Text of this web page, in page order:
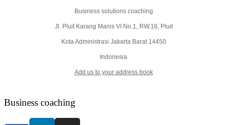
Business solutions coaching
Jl. Pluit Karang Manis VI No.1, RW.16, Pluit
Kota Administrasi Jakarta Barat 14450
Indonesia
Add us to your address book
Business coaching